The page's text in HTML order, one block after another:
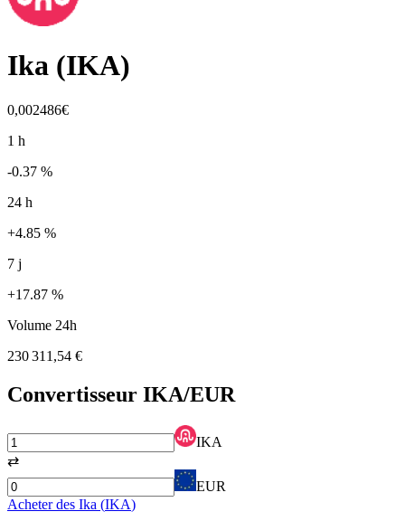
Ika (IKA)
0,002486€
1 h
-0.37 %
24 h
+4.85 %
7 j
+17.87 %
Volume 24h
230 311,54 €
Convertisseur IKA/EUR
IKA
⇄
EUR
Acheter des Ika (IKA)